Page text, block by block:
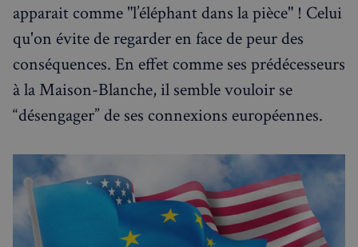
apparait comme "l’éléphant dans la pièce" ! Celui
qu'on évite de regarder en face de peur des
conséquences. En effet comme ses prédécesseurs
à la Maison-Blanche, il semble vouloir se
“désengager” de ses connexions européennes.